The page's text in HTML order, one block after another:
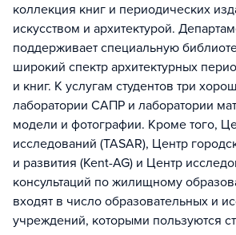
коллекция книг и периодических
искусством и архитектурой.
поддерживает специальную
широкий спектр архитектурных
и книг. К услугам студентов три
лаборатории САПР и лаборатории
модели и фотографии. Кроме того,
исследований (TASAR), Центр
и развития (Kent-AG) и Центр
консультаций по жилищному
входят в число образовательных и
учреждений, которыми пользуются